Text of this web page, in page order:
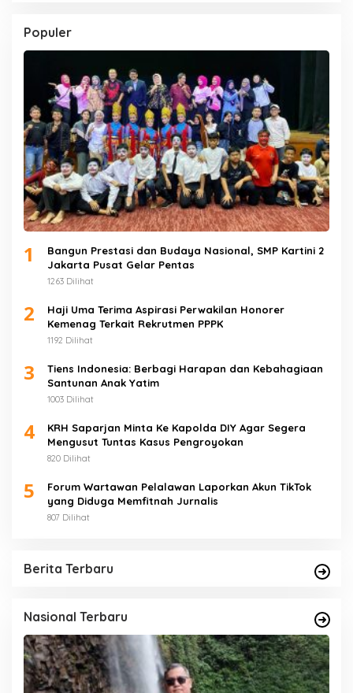
Populer
1
Bangun Prestasi dan Budaya Nasional, SMP Kartini 2
Jakarta Pusat Gelar Pentas
1263 Dilihat
2
Haji Uma Terima Aspirasi Perwakilan Honorer
Kemenag Terkait Rekrutmen PPPK
1192 Dilihat
3
Tiens Indonesia: Berbagi Harapan dan Kebahagiaan
Santunan Anak Yatim
1003 Dilihat
4
KRH Saparjan Minta Ke Kapolda DIY Agar Segera
Mengusut Tuntas Kasus Pengroyokan
820 Dilihat
5
Forum Wartawan Pelalawan Laporkan Akun TikTok
yang Diduga Memfitnah Jurnalis
807 Dilihat
Berita Terbaru
Nasional Terbaru